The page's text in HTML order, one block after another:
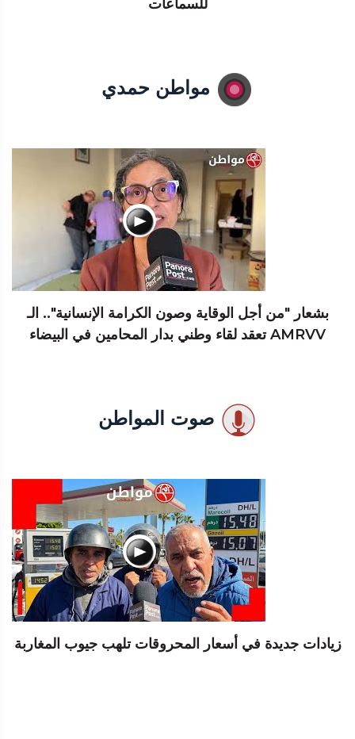
للسماعات
مواطن حمدي
بشعار "من أجل الوقاية وصون الكرامة الإنسانية".. الـ
AMRVV تعقد لقاء وطني بدار المحامين في البيضاء
صوت المواطن
زيادات جديدة في أسعار المحروقات تلهب جيوب المغاربة